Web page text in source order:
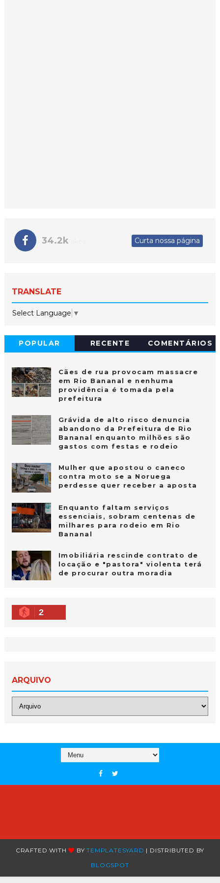
34.2k Curta nossa página
TRANSLATE
Select Language ▼
POPULAR RECENTE COMENTÁRIOS
Cães de rua provocam massacre
em Rio Bananal e nenhuma
providência é tomada pela
prefeitura
Grávida de alto risco denuncia
abandono da Prefeitura de Rio
Bananal enquanto milhões são
gastos com festas e rodeio
Mulher que apostou o caneco
contra moto se a Noruega
perdesse quer receber a aposta
Enquanto faltam serviços
essenciais, sobram centenas de
milhares para rodeio em Rio
Bananal
Imobiliária rescinde contrato de
locação e "pastora" violenta terá
de procurar outra moradia
2
ARQUIVO
CRAFTED WITH BYTEMPLATESYARD | DISTRIBUTED BY
BLOGSPOT